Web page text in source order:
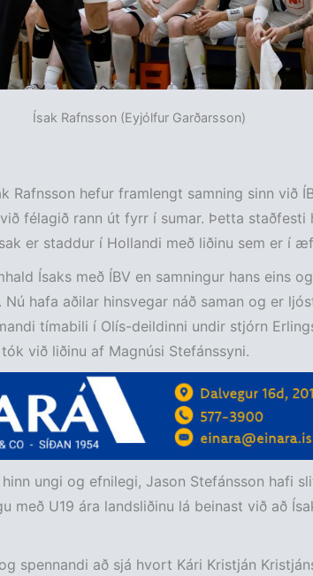
Ísak Rafnsson (Eyjólfur Garðarsson)
Rafnsson hefur framlengt samning sinn við
félagið rann út fyrr í sumar. Þetta staðfesti
er staddur í Hollandi með liðinu sem er í
Ísaks með ÍBV en samningur hans eins
hafa aðilar hinsvegar náð saman og er
tímabili í Olís-deildinni undir stjórn
við liðinu af Magnúsi Stefánssyni.
ungi og efnilegi, Jason Stefánsson hafi
með U19 ára landsliðinu lá beinast við að
spennandi að sjá hvort Kári Kristján